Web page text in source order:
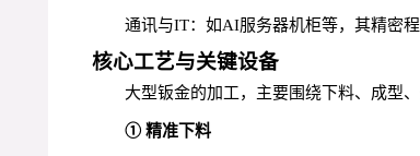
通讯与IT：如AI服务器机柜等，其精密
核心工艺与关键设备
大型钣金的加工，主要围绕下料、成型
① 精准下料